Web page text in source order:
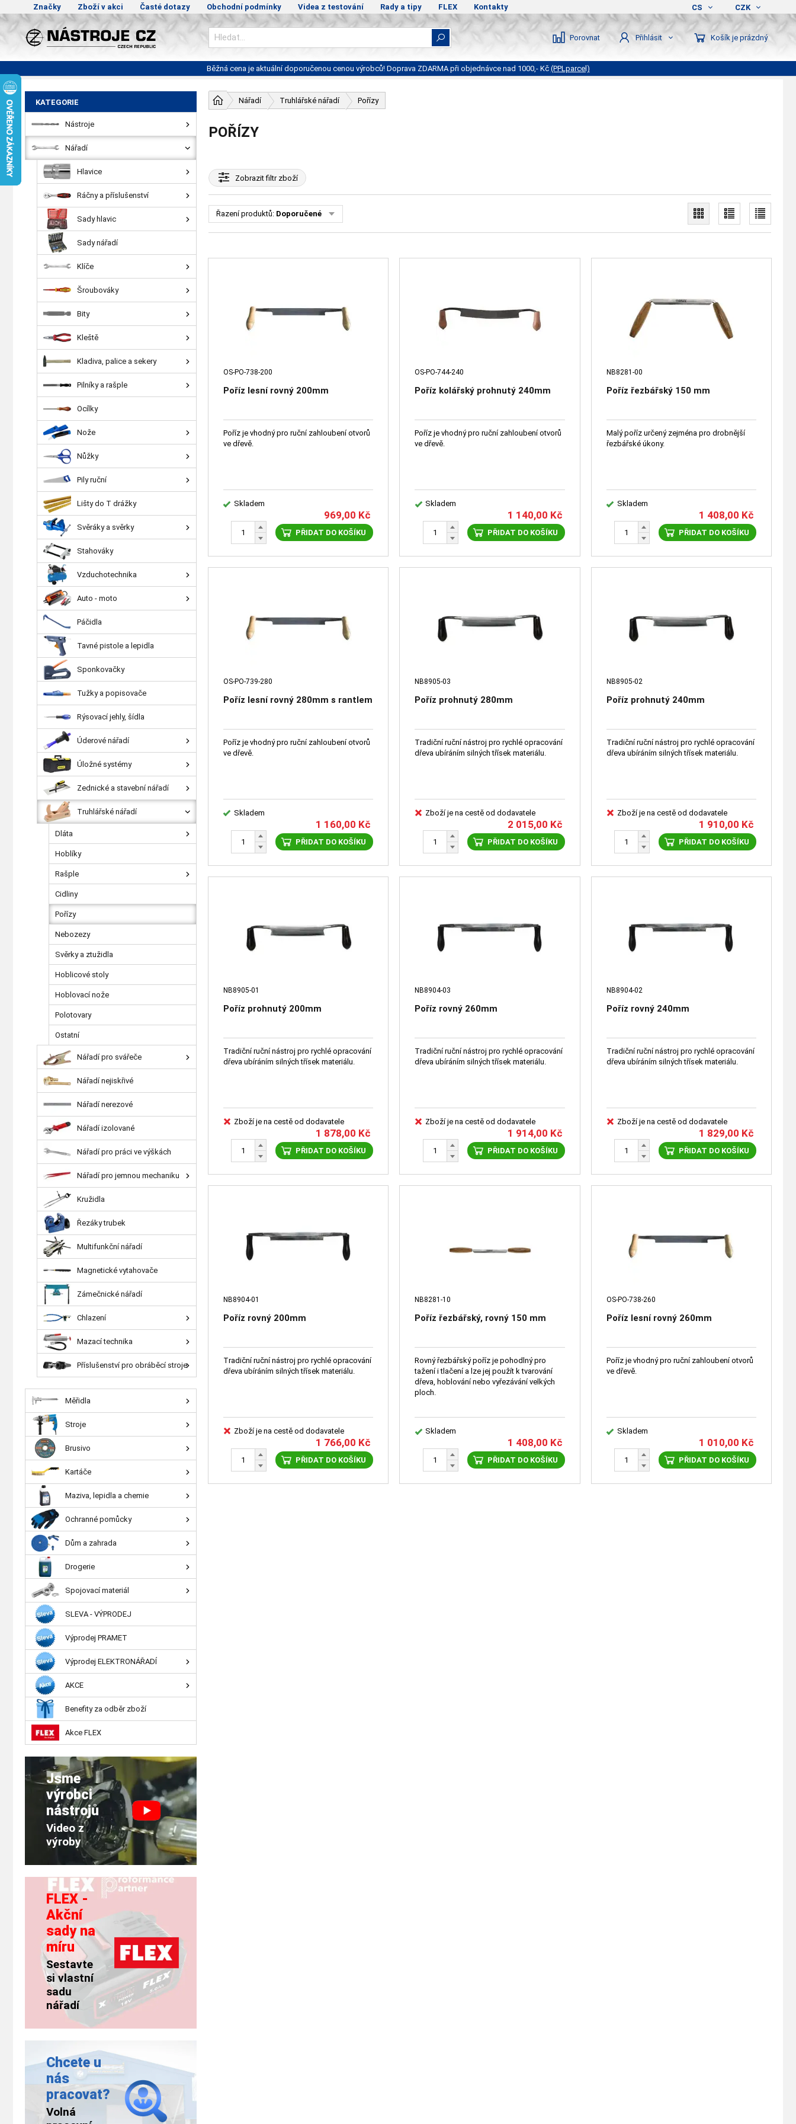
Značky Zboží v akci Časté dotazy Obchodní podmínky Videa z testování Rady a tipy FLEX Kontakty CS CZK
Porovnat Přihlásit Košík je prázdný
Běžná cena je aktuální doporučenou cenou výrobců! Doprava ZDARMA při objednávce nad 1000,- Kč (PPLparcel)
Nářadí Truhlářské nářadí Pořízy
POŘÍZY
Zobrazitfiltr zboží
Řazení produktů: Doporučené
OS-PO-738-200
Poříz lesní rovný 200mm
Poříz je vhodný pro ruční zahloubení otvorů
ve dřevě.
Skladem
969,00 Kč
PŘIDAT DO KOŠÍKU
OS-PO-744-240
Poříz kolářský prohnutý 240mm
Poříz je vhodný pro ruční zahloubení otvorů
ve dřevě.
Skladem
1 140,00 Kč
PŘIDAT DO KOŠÍKU
NB8281-00
Poříz řezbářský 150 mm
Malý poříz určený zejména pro drobnější
řezbářské úkony.
Skladem
1 408,00 Kč
PŘIDAT DO KOŠÍKU
OS-PO-739-280
Poříz lesní rovný 280mm s rantlem
Poříz je vhodný pro ruční zahloubení otvorů
ve dřevě.
Skladem
1 160,00 Kč
PŘIDAT DO KOŠÍKU
NB8905-03
Poříz prohnutý 280mm
Tradiční ruční nástroj pro rychlé opracování
dřeva ubíráním silných třísek materiálu.
Zboží je na cestě od dodavatele
2 015,00 Kč
PŘIDAT DO KOŠÍKU
NB8905-02
Poříz prohnutý 240mm
Tradiční ruční nástroj pro rychlé opracování
dřeva ubíráním silných třísek materiálu.
Zboží je na cestě od dodavatele
1 910,00 Kč
PŘIDAT DO KOŠÍKU
NB8905-01
Poříz prohnutý 200mm
Tradiční ruční nástroj pro rychlé opracování
dřeva ubíráním silných třísek materiálu.
Zboží je na cestě od dodavatele
1 878,00 Kč
PŘIDAT DO KOŠÍKU
NB8904-03
Poříz rovný 260mm
Tradiční ruční nástroj pro rychlé opracování
dřeva ubíráním silných třísek materiálu.
Zboží je na cestě od dodavatele
1 914,00 Kč
PŘIDAT DO KOŠÍKU
NB8904-02
Poříz rovný 240mm
Tradiční ruční nástroj pro rychlé opracování
dřeva ubíráním silných třísek materiálu.
Zboží je na cestě od dodavatele
1 829,00 Kč
PŘIDAT DO KOŠÍKU
NB8904-01
Poříz rovný 200mm
Tradiční ruční nástroj pro rychlé opracování
dřeva ubíráním silných třísek materiálu.
Zboží je na cestě od dodavatele
1 766,00 Kč
PŘIDAT DO KOŠÍKU
NB8281-10
Poříz řezbářský, rovný 150 mm
Rovný řezbářský poříz je pohodlný pro
tažení i tlačení a lze jej použít k tvarování
dřeva, hoblování nebo vyřezávání velkých
ploch.
Skladem
1 408,00 Kč
PŘIDAT DO KOŠÍKU
OS-PO-738-260
Poříz lesní rovný 260mm
Poříz je vhodný pro ruční zahloubení otvorů
ve dřevě.
Skladem
1 010,00 Kč
PŘIDAT DO KOŠÍKU
KATEGORIE
Nástroje
Nářadí
Hlavice
Ráčny a příslušenství
Sady hlavic
Sady nářadí
Klíče
Šroubováky
Bity
Kleště
Kladiva, palice a sekery
Pilníky a rašple
Ocílky
Nože
Nůžky
Pily ruční
Lišty do T drážky
Svěráky a svěrky
Stahováky
Vzduchotechnika
Auto - moto
Páčidla
Tavné pistole a lepidla
Sponkovačky
Tužky a popisovače
Rýsovací jehly, šídla
Úderové nářadí
Úložné systémy
Zednické a stavební nářadí
Truhlářské nářadí
Dláta
Hoblíky
Rašple
Cidliny
Pořízy
Nebozezy
Svěrky a ztužidla
Hoblicové stoly
Hoblovací nože
Polotovary
Ostatní
Nářadí pro svářeče
Nářadí nejiskřivé
Nářadí nerezové
Nářadí izolované
Nářadí pro práci ve výškách
Nářadí pro jemnou mechaniku
Kružidla
Řezáky trubek
Multifunkční nářadí
Magnetické vytahovače
Zámečnické nářadí
Chlazení
Mazací technika
Příslušenství pro obráběcí stroje
Měřidla
Stroje
Brusivo
Kartáče
Maziva, lepidla a chemie
Ochranné pomůcky
Dům a zahrada
Drogerie
Spojovací materiál
SLEVA - VÝPRODEJ
Výprodej PRAMET
Výprodej ELEKTRONÁŘADÍ
AKCE
Benefity za odběr zboží
Akce FLEX
Jsme
výrobci
nástrojů
Video z
výroby
FLEX -
Akční
sady na
míru
Sestavte
si vlastní
sadu
nářadí
Chcete u
nás
pracovat?
Volná